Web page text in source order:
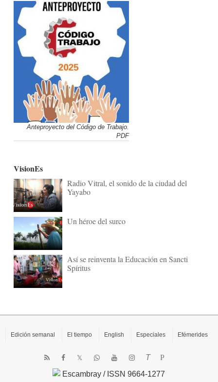
Anteproyecto del Código de Trabajo.
PDF
VisionEs
Radio Vitral, el sonido de la ciudad del
Yayabo
Un héroe del surco
Así se reinventa la Educación en Sancti
Spíritus
Edición semanal El tiempo English Especiales Efémerides
T P
Escambray / ISSN 9664-1277